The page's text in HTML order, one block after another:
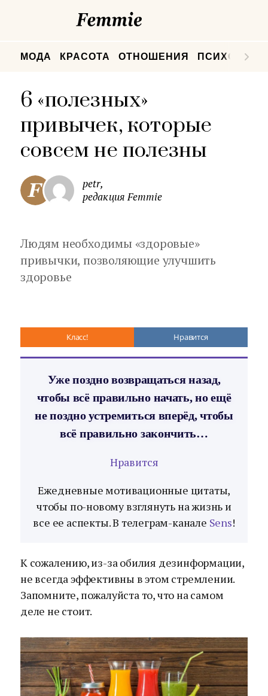
МОДА КРАСОТА ОТНОШЕНИЯ
6 «полезных»
привычек, которые
совсем не полезны
petr,
редакция Femmie
Людям необходимы «здоровые»
привычки, позволяющие улучшить
здоровье
Класс! Нравится
Уже поздно возвращаться назад,
чтобы всё правильно начать, но ещё
не поздно устремиться вперёд, чтобы
всё правильно закончить…
Нравится
Ежедневные мотивационные цитаты,
чтобы по-новому взглянуть на жизнь и
все ее аспекты. В телеграм-канале Sens!
К сожалению, из-за обилия дезинформации,
не всегда эффективны в этом стремлении.
Запомните, пожалуйста то, что на самом
деле не стоит.